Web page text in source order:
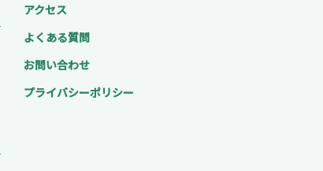
アクセス
よくある質問
お問い合わせ
プライバシーポリシー